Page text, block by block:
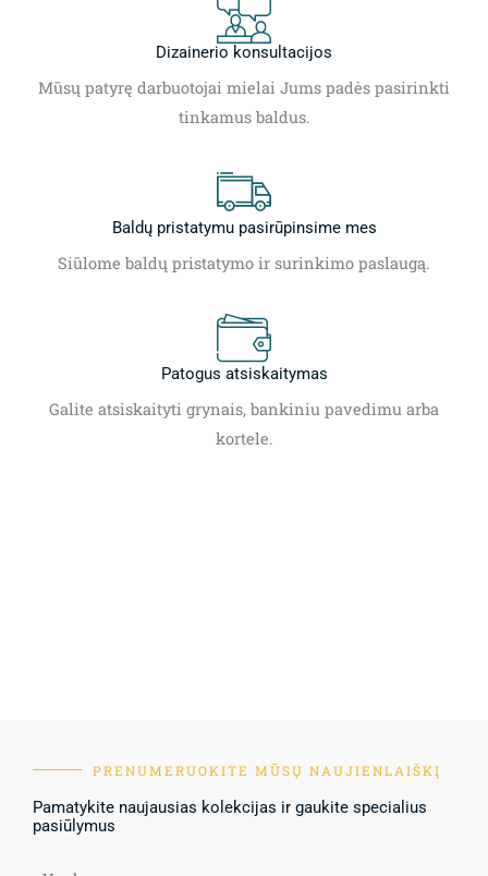
Dizainerio konsultacijos
Mūsų patyrę darbuotojai mielai Jums padės pasirinkti
tinkamus baldus.
Baldų pristatymu pasirūpinsime mes
Siūlome baldų pristatymo ir surinkimo paslaugą.
Patogus atsiskaitymas
Galite atsiskaityti grynais, bankiniu pavedimu arba
kortele.
PRENUMERUOKITE MŪSŲ NAUJIENLAIŠKĮ
Pamatykite naujausias kolekcijas ir gaukite specialius
pasiūlymus